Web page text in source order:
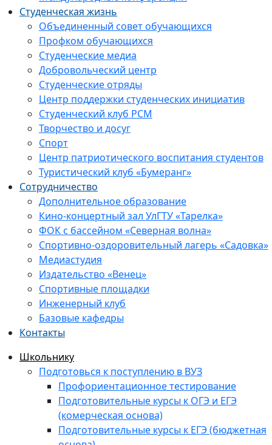
Студенческая жизнь
Объединенный совет обучающихся
Профком обучающихся
Студенческие медиа
Добровольческий центр
Студенческие отряды
Центр поддержки студенческих инициатив
Студенческий клуб РСМ
Творчество и досуг
Спорт
Центр патриотического воспитания студентов
Туристический клуб «Бумеранг»
Сотрудничество
Дополнительное образование
Кино-концертный зал УлГТУ «Тарелка»
ФОК с бассейном «Северная волна»
Спортивно-оздоровительный лагерь «Садовка»
Медиастудия
Издательство «Венец»
Спортивные площадки
Инженерный клуб
Базовые кафедры
Контакты
Школьнику
Подготовься к поступлению в ВУЗ
Профориентационное тестирование
Подготовительные курсы к ОГЭ и ЕГЭ
(комерческая основа)
Подготовительные курсы к ЕГЭ (бюджетная